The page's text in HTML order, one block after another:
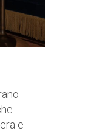
e